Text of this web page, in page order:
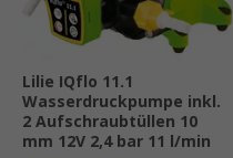
Lilie IQflo 11.1
Wasserdruckpumpe inkl.
2 Aufschraubtüllen 10
mm 12V 2,4 bar 11 l/min